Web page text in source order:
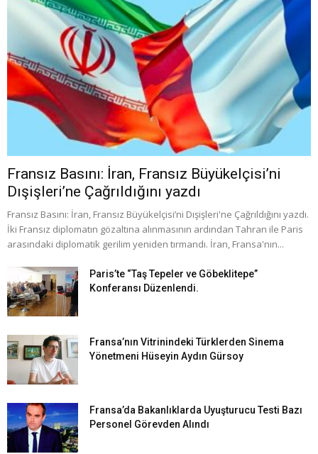
Fransız Basını: İran, Fransız Büyükelçisi’ni
Dışişleri’ne Çağrıldığını yazdı
Fransız Basını: İran, Fransız Büyükelçisi’ni Dışişleri'ne Çağrıldığını yazdı.
İki Fransız diplomatın gözaltına alınmasının ardından Tahran ile Paris
arasındaki diplomatik gerilim yeniden tırmandı. İran, Fransa'nın...
Paris’te “Taş Tepeler ve Göbeklitepe”
Konferansı Düzenlendi.
Fransa’nın Vitrinindeki Türklerden Sinema
Yönetmeni Hüseyin Aydın Gürsoy
Fransa’da Bakanlıklarda Uyuşturucu Testi Bazı
Personel Görevden Alındı